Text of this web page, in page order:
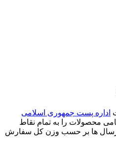
اداره پست جمهوری اسلامی
محصولات را به تمام نقاط
ارسال ها بر حسب وزن کل سفارش